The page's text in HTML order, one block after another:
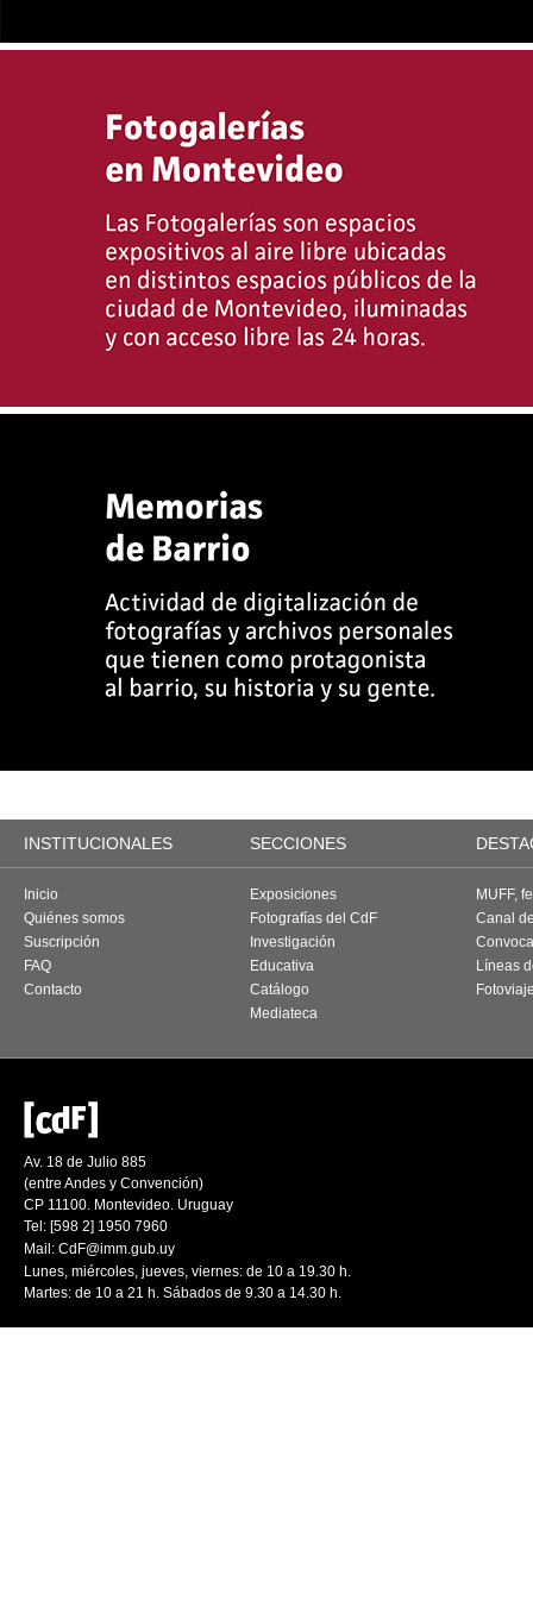
INSTITUCIONALES SECCIONES
Inicio
Quiénes somos
Suscripción
FAQ
Contacto
Exposiciones
Fotografías del CdF
Investigación
Educativa
Catálogo
Mediateca
MUFF,
Canal
Líneas
Av. 18 de Julio 885
(entre Andes y Convención)
CP 11100. Montevideo. Uruguay
Tel: [598 2] 1950 7960
Mail: CdF@imm.gub.uy
Lunes, miércoles, jueves, viernes: de 10 a 19.30 h.
Martes: de 10 a 21 h. Sábados de 9.30 a 14.30 h.